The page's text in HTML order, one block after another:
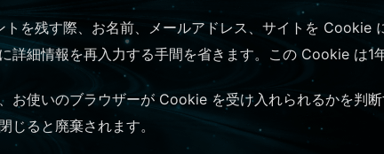
トを残す際、お名前、メールアドレス、サイトを Cookie
詳細情報を再入力する手間を省きます。この Cookie は1
お使いのブラウザーが Cookie を受け入れられるかを
じると廃棄されます。